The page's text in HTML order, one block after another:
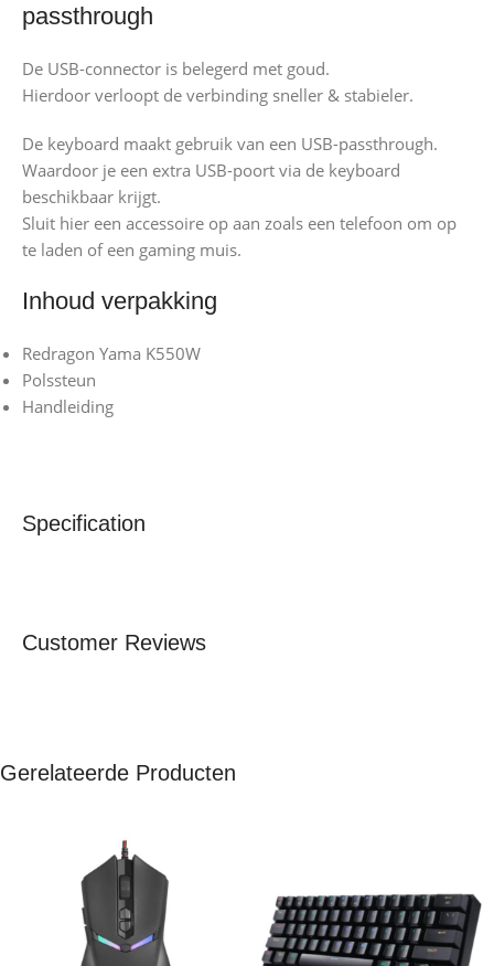
passthrough
De USB-connector is belegerd met goud.
Hierdoor verloopt de verbinding sneller & stabieler.
De keyboard maakt gebruik van een USB-passthrough.
Waardoor je een extra USB-poort via de keyboard
beschikbaar krijgt.
Sluit hier een accessoire op aan zoals een telefoon om op
te laden of een gaming muis.
Inhoud verpakking
Redragon Yama K550W
Polssteun
Handleiding
Specification
Customer Reviews
Gerelateerde Producten